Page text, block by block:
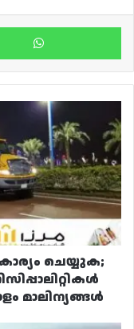
ചെയ്യുക;
മാലിന്യങ്ങൾ